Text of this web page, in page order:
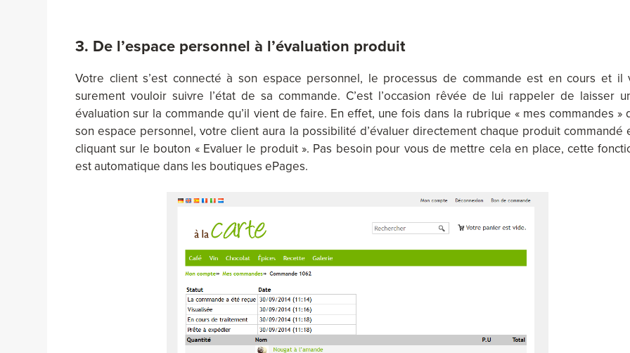
3. De l’espace personnel à l’évaluation produit
Votre client s’est connecté à son espace personnel, le processus de commande est en cours et il
surement vouloir suivre l’état de sa commande. C’est l’occasion rêvée de lui rappeler de laisser
évaluation sur la commande qu’il vient de faire. En effet, une fois dans la rubrique « mes commandes »
son espace personnel, votre client aura la possibilité d’évaluer directement chaque produit commandé
cliquant sur le bouton « Evaluer le produit ». Pas besoin pour vous de mettre cela en place, cette
est automatique dans les boutiques ePages.